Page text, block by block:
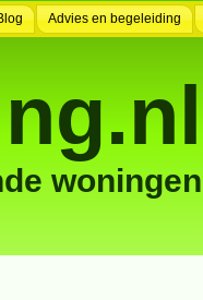
Advies en begeleiding
woningen